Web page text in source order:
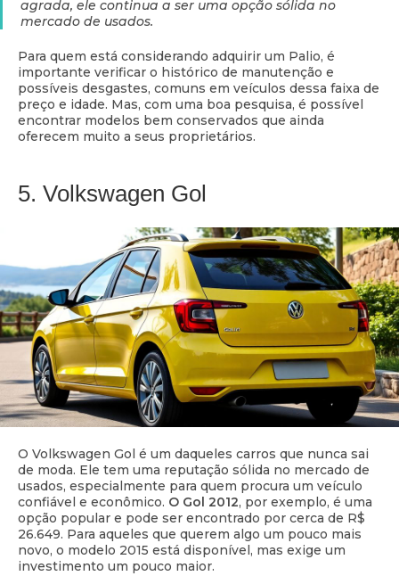
agrada, ele continua a ser uma opção sólida no
mercado de usados.
Para quem está considerando adquirir um Palio, é
importante verificar o histórico de manutenção e
possíveis desgastes, comuns em veículos dessa faixa de
preço e idade. Mas, com uma boa pesquisa, é possível
encontrar modelos bem conservados que ainda
oferecem muito a seus proprietários.
5. Volkswagen Gol
O Volkswagen Gol é um daqueles carros que nunca sai
de moda. Ele tem uma reputação sólida no mercado de
usados, especialmente para quem procura um veículo
confiável e econômico. O Gol 2012, por exemplo, é uma
opção popular e pode ser encontrado por cerca de R$
26.649. Para aqueles que querem algo um pouco mais
novo, o modelo 2015 está disponível, mas exige um
investimento um pouco maior.